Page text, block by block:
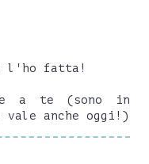
l'ho fatta!
a te (sono in
anche oggi!)